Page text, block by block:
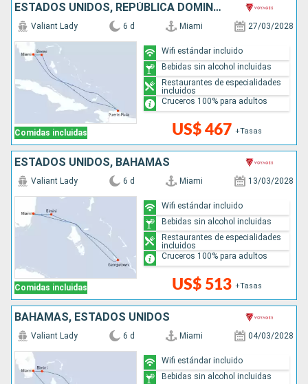
ESTADOS UNIDOS, REPÚBLICA DOMINICANA, BAHAMAS
Comidas incluidas
Valiant Lady 6 d Miami 27/03/2028
US$ 467 +Tasas
Wifi estándar incluido
Bebidas sin alcohol incluidas
Restaurantes de especialidades
incluidos
Cruceros 100% para adultos
ESTADOS UNIDOS, BAHAMAS
Comidas incluidas
Valiant Lady 6 d Miami 13/03/2028
US$ 513 +Tasas
Wifi estándar incluido
Bebidas sin alcohol incluidas
Restaurantes de especialidades
incluidos
Cruceros 100% para adultos
BAHAMAS, ESTADOS UNIDOS
Valiant Lady 6 d Miami 04/03/2028
Wifi estándar incluido
Bebidas sin alcohol incluidas